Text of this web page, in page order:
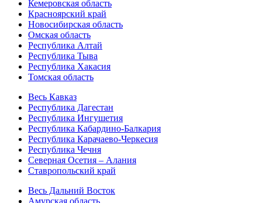
Кемеровская область
Красноярский край
Новосибирская область
Омская область
Республика Алтай
Республика Тыва
Республика Хакасия
Томская область
Весь Кавказ
Республика Дагестан
Республика Ингушетия
Республика Кабардино-Балкария
Республика Карачаево-Черкесия
Республика Чечня
Северная Осетия – Алания
Ставропольский край
Весь Дальний Восток
Амурская область